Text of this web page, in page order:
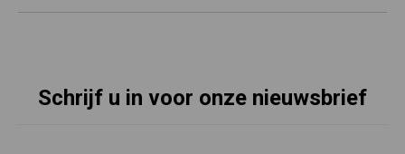
Schrijf u in voor onze nieuwsbrief